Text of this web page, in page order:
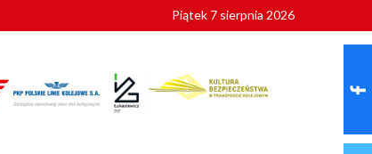
Piątek 7 sierpnia 2026